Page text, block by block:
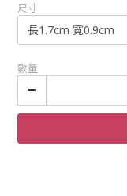
尺寸
數量